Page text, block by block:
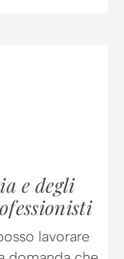
e degli
lavorare